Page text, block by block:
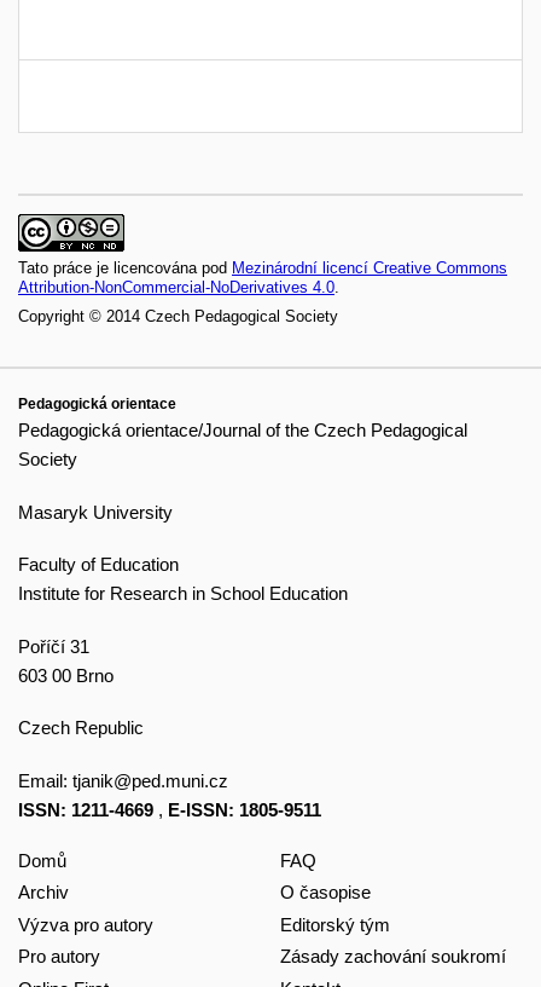
Tato práce je licencována pod Mezinárodní licencí Creative Commons
Attribution-NonCommercial-NoDerivatives 4.0.
Copyright © 2014 Czech Pedagogical Society
Pedagogická orientace
Pedagogická orientace/Journal of the Czech Pedagogical
Society
Masaryk University
Faculty of Education
Institute for Research in School Education
Poříčí 31
603 00 Brno
Czech Republic
Email: tjanik@ped.muni.cz
ISSN: 1211-4669 , E-ISSN: 1805-9511
Domů
Archiv
Výzva pro autory
Pro autory
FAQ
O časopise
Editorský tým
Zásady zachování soukromí